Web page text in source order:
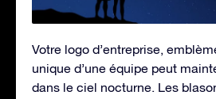
Votre logo d’entreprise,
unique d’une équipe peut
dans le ciel nocturne. Les